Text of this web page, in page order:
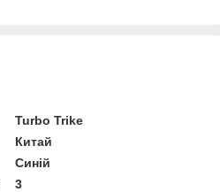
Turbo Trike
Китай
Синій
3